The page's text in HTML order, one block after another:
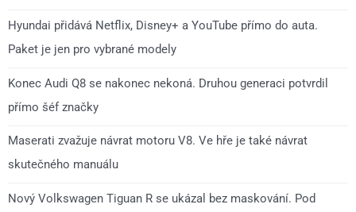
Hyundai přidává Netflix, Disney+ a YouTube přímo do auta.
Paket je jen pro vybrané modely
Konec Audi Q8 se nakonec nekoná. Druhou generaci potvrdil
přímo šéf značky
Maserati zvažuje návrat motoru V8. Ve hře je také návrat
skutečného manuálu
Nový Volkswagen Tiguan R se ukázal bez maskování. Pod